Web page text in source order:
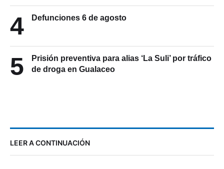
4 Defunciones 6 de agosto
5
Prisión preventiva para alias ‘La Suli’ por tráfico
de droga en Gualaceo
LEER A CONTINUACIÓN